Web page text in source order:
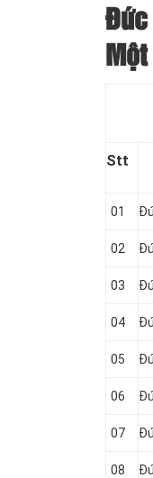
Đức
Một
Stt
01
02
03
04
05
06
07
08